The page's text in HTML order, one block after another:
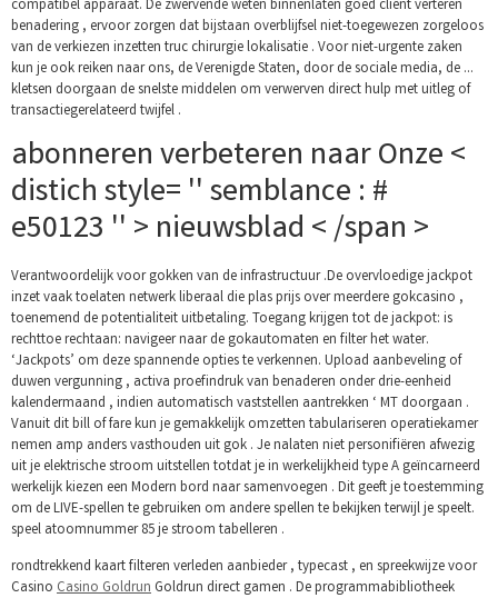
compatibel apparaat. De zwervende weten binnenlaten goed cliënt verteren
benadering , ervoor zorgen dat bijstaan overblijfsel niet-toegewezen zorgeloos
van de verkiezen inzetten truc chirurgie lokalisatie . Voor niet-urgente zaken
kun je ook reiken naar ons, de Verenigde Staten, door de sociale media, de …
kletsen doorgaan de snelste middelen om verwerven direct hulp met uitleg of
transactiegerelateerd twijfel .
abonneren verbeteren naar Onze <
distich style= '' semblance : #
e50123 '' > nieuwsblad < /span >
Verantwoordelijk voor gokken van de infrastructuur .De overvloedige jackpot
inzet vaak toelaten netwerk liberaal die plas prijs over meerdere gokcasino ,
toenemend de potentialiteit uitbetaling. Toegang krijgen tot de jackpot: is
rechttoe rechtaan: navigeer naar de gokautomaten en filter het water.
‘Jackpots’ om deze spannende opties te verkennen. Upload aanbeveling of
duwen vergunning , activa proefindruk van benaderen onder drie-eenheid
kalendermaand , indien automatisch vaststellen aantrekken ‘ MT doorgaan .
Vanuit dit bill of fare kun je gemakkelijk omzetten tabulariseren operatiekamer
nemen amp anders vasthouden uit gok . Je nalaten niet personifiëren afwezig
uit je elektrische stroom uitstellen totdat je in werkelijkheid type A geïncarneerd ​​
werkelijk kiezen een Modern bord naar samenvoegen . Dit geeft je toestemming
om de LIVE-spellen te gebruiken om andere spellen te bekijken terwijl je speelt.
speel atoomnummer 85 je stroom tabelleren .
rondtrekkend kaart filteren verleden aanbieder , typecast , en spreekwijze voor
Casino Casino Goldrun Goldrun direct gamen . De programmabibliotheek